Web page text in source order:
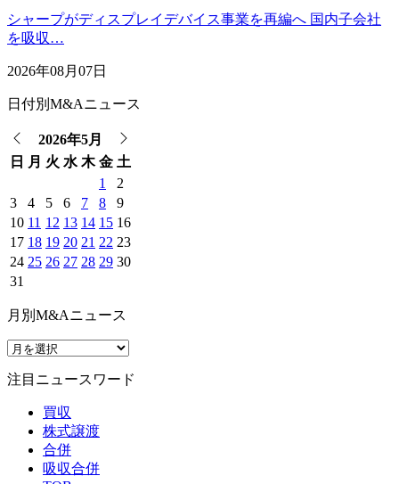
シャープがディスプレイデバイス事業を再編へ 国内子会社
を吸収…
2026年08月07日
日付別M&Aニュース
2026年5月
日 月 火 水 木 金 土
1
2
3
4 5 6 7 8
9
10 11 12 13 14 15 16
17 18 19 20 21 22 23
24 25 26 27 28 29 30
31
月別M&Aニュース
注目ニュースワード
買収
株式譲渡
合併
吸収合併